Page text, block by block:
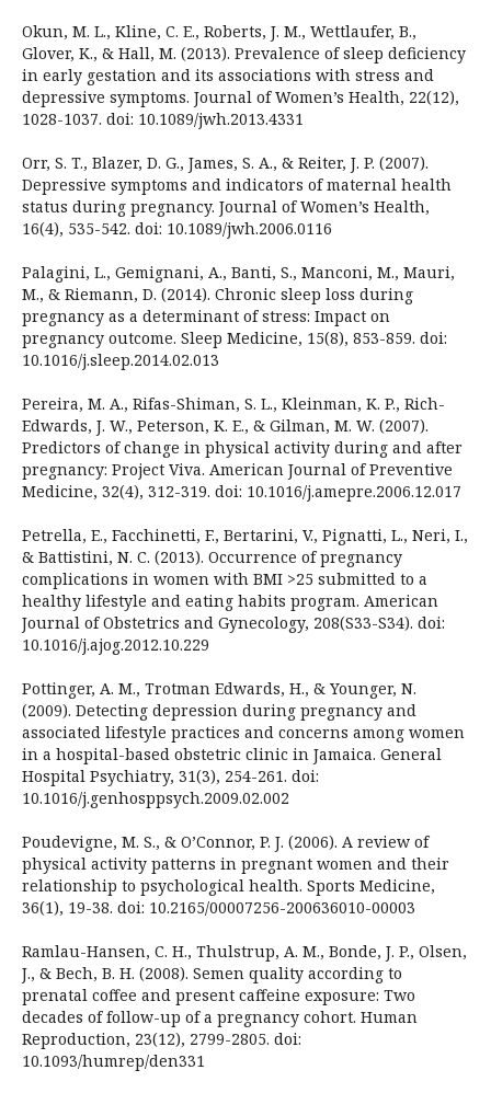
Okun, M. L., Kline, C. E., Roberts, J. M., Wettlaufer, B.,
Glover, K., & Hall, M. (2013). Prevalence of sleep deficiency
in early gestation and its associations with stress and
depressive symptoms. Journal of Women’s Health, 22(12),
1028-1037. doi: 10.1089/jwh.2013.4331
Orr, S. T., Blazer, D. G., James, S. A., & Reiter, J. P. (2007).
Depressive symptoms and indicators of maternal health
status during pregnancy. Journal of Women’s Health,
16(4), 535-542. doi: 10.1089/jwh.2006.0116
Palagini, L., Gemignani, A., Banti, S., Manconi, M., Mauri,
M., & Riemann, D. (2014). Chronic sleep loss during
pregnancy as a determinant of stress: Impact on
pregnancy outcome. Sleep Medicine, 15(8), 853-859. doi:
10.1016/j.sleep.2014.02.013
Pereira, M. A., Rifas-Shiman, S. L., Kleinman, K. P., Rich-
Edwards, J. W., Peterson, K. E., & Gilman, M. W. (2007).
Predictors of change in physical activity during and after
pregnancy: Project Viva. American Journal of Preventive
Medicine, 32(4), 312-319. doi: 10.1016/j.amepre.2006.12.017
Petrella, E., Facchinetti, F., Bertarini, V., Pignatti, L., Neri, I.,
& Battistini, N. C. (2013). Occurrence of pregnancy
complications in women with BMI >25 submitted to a
healthy lifestyle and eating habits program. American
Journal of Obstetrics and Gynecology, 208(S33-S34). doi:
10.1016/j.ajog.2012.10.229
Pottinger, A. M., Trotman Edwards, H., & Younger, N.
(2009). Detecting depression during pregnancy and
associated lifestyle practices and concerns among women
in a hospital-based obstetric clinic in Jamaica. General
Hospital Psychiatry, 31(3), 254-261. doi:
10.1016/j.genhosppsych.2009.02.002
Poudevigne, M. S., & O’Connor, P. J. (2006). A review of
physical activity patterns in pregnant women and their
relationship to psychological health. Sports Medicine,
36(1), 19-38. doi: 10.2165/00007256-200636010-00003
Ramlau-Hansen, C. H., Thulstrup, A. M., Bonde, J. P., Olsen,
J., & Bech, B. H. (2008). Semen quality according to
prenatal coffee and present caffeine exposure: Two
decades of follow-up of a pregnancy cohort. Human
Reproduction, 23(12), 2799-2805. doi:
10.1093/humrep/den331